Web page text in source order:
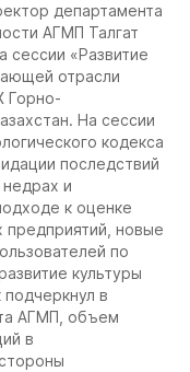
департамента
АГМП Талгат
сессии «Развитие
отрасли
Горно-
На сессии
кодекса
последствий
и
к оценке
предприятий, новые
по
культуры
в
АГМП, объем
в